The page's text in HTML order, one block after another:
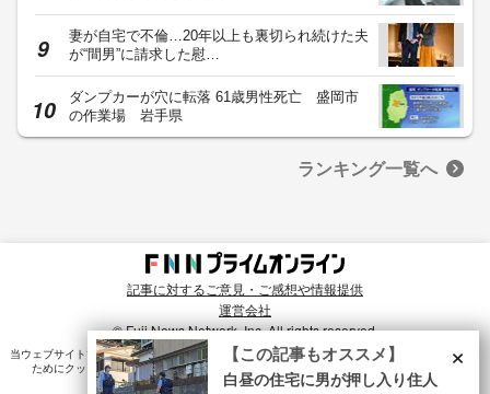
妻が自宅で不倫…20年以上も裏切られ続けた夫
が“間男”に請求した慰…
ダンプカーが穴に転落 61歳男性死亡 盛岡市
の作業場 岩手県
ランキング一覧へ
記事に対するご意見・ご感想や情報提供
運営会社
© Fuji News Network, Inc. All rights reserved.
当ウェブサイトでは、ユーザのニーズ・興味・関⼼に合致したコンテンツや広告配信を提供する
ためにクッキーを使⽤しています。詳細は、
プライバシーポリシー をご確認ください。×
【この記事もオススメ】
白昼の住宅に男が押し入り住人